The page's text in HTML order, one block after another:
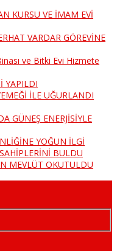
KURSU VE İMAM EVİ
VARDAR GÖREVİNE
ve Bitki Evi Hizmete
YAPILDI
İLE UĞURLANDI
GÜNEŞ ENERJİSİYLE
YOĞUN İLGİ
BULDU
MEVLÜT OKUTULDU